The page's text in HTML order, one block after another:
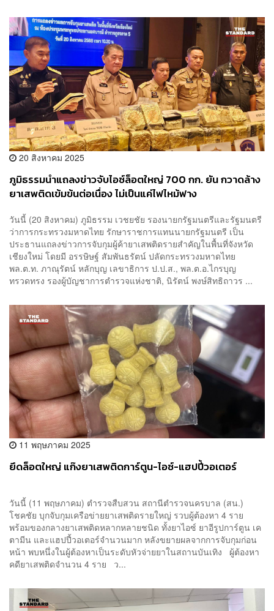
20 สิงหาคม 2025
ภูมิธรรมนำแถลงข่าวจับไอซ์ล็อตใหญ่ 700 กก. ยัน กวาดล้าง
ยาเสพติดเข้มข้นต่อเนื่อง ไม่เป็นแค่ไฟไหม้ฟาง
วันนี้ (20 สิงหาคม) ภูมิธรรม เวชยชัย รองนายกรัฐมนตรีและรัฐมนตรี
ว่าการกระทรวงมหาดไทย รักษาราชการแทนนายกรัฐมนตรี เป็น
ประธานแถลงข่าวการจับกุมผู้ค้ายาเสพติดรายสำคัญในพื้นที่จังหวัด
เชียงใหม่ โดยมี อรรษิษฐ์ สัมพันธรัตน์ ปลัดกระทรวงมหาดไทย
พล.ต.ท. ภาณุรัตน์ หลักบุญ เลขาธิการ ป.ป.ส., พล.ต.อ.ไกรบุญ
ทรวดทรง รองผู้บัญชาการตำรวจแห่งชาติ, นิรัตน์ พงษ์สิทธิถาวร ...
11 พฤษภาคม 2025
ยึดล็อตใหญ่ แก๊งยาเสพติดการ์ตูน-ไอซ์-แฮปปี้วอเตอร์
วันนี้ (11 พฤษภาคม) ตำรวจสืบสวน สถานีตำรวจนครบาล (สน.)
โชคชัย บุกจับกุมเครือข่ายยาเสพติดรายใหญ่ รวบผู้ต้องหา 4 ราย
พร้อมของกลางยาเสพติดหลากหลายชนิด ทั้งยาไอซ์ ยาอีรูปการ์ตูน เค
ตามีน และแฮปปี้วอเตอร์จำนวนมาก หลังขยายผลจากการจับกุมก่อน
หน้า พบหนึ่งในผู้ต้องหาเป็นระดับหัวจ่ายยาในสถานบันเทิง ผู้ต้องหา
คดียาเสพติดจำนวน 4 ราย ว...